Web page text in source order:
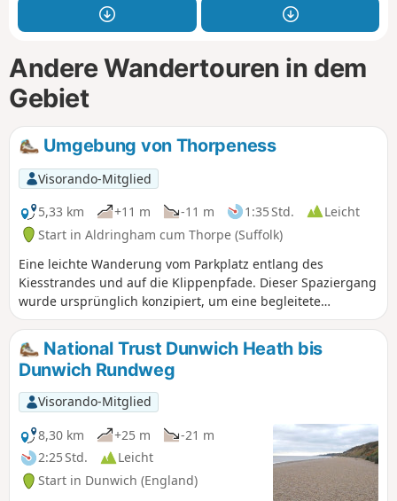
Andere Wandertouren in dem
Gebiet
Umgebung von Thorpeness
Visorando-Mitglied
5,33 km
+11 m -11 m 1:35 Std.
Leicht
Start in Aldringham cum Thorpe (Suffolk)
Eine leichte Wanderung vom Parkplatz entlang des
Kiesstrandes und auf die Klippenpfade. Dieser Spaziergang
wurde ursprünglich konzipiert, um eine begleitete
Besichtigung vor Ort durch die Planungsaufsichtsbehörde
zu ermöglichen, die Vorschläge für eine Offshore-
Windparkinfrastruktur mit Untergrundbohrungen und
Kabelwegen an Land prüfte.Er kann nun auch von anderen
Wanderern begangen werden.
National Trust Dunwich Heath bis
Dunwich Rundweg
Visorando-Mitglied
8,30 km
+25 m
-21 m
2:25 Std.
Leicht
Start in Dunwich (England)